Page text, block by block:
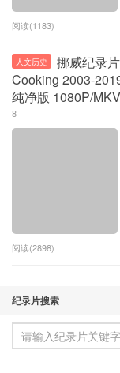
阅读(1183)
人文历史
挪威纪录
Cooking 2003-
纯净版 1080P/
8
阅读(2898)
纪录片搜索